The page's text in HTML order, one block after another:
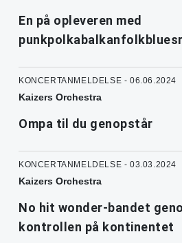
En på opleveren med
KONCERTANMELDELSE - 06.06.2024
Kaizers Orchestra
Ompa til du genopstår
KONCERTANMELDELSE - 03.03.2024
Kaizers Orchestra
No hit wonder-bandet
kontrollen på kontinentet